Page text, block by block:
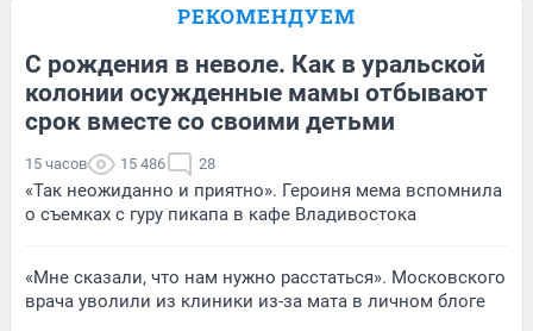
РЕКОМЕНДУЕМ
С рождения в неволе. Как в уральской
колонии осужденные мамы отбывают
срок вместе со своими детьми
15 часов 15 486 28
«Так неожиданно и приятно». Героиня мема вспомнила
о съемках с гуру пикапа в кафе Владивостока
«Мне сказали, что нам нужно расстаться». Московского
врача уволили из клиники из-за мата в личном блоге